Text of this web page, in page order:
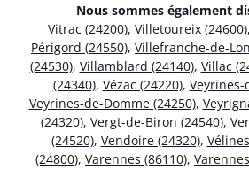
Nous sommes également
Vitrac (24200), Villetoureix (24600),
Périgord (24550), Villefranche-de-
(24530), Villamblard (24140), Villac
(24340), Vézac (24220), Veyrines-
Veyrines-de-Domme (24250),
(24320), Vergt-de-Biron (24540),
(24520), Vendoire (24320),
(24800), Varennes (86110),